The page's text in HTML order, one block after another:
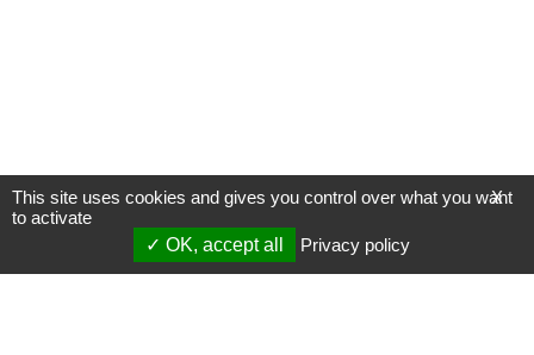
X
This site uses cookies and gives you control over what you want
to activate
OK, accept all
Privacy policy